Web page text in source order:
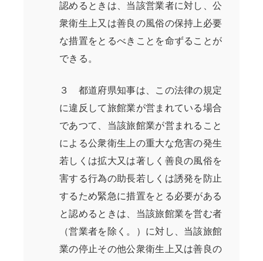
認めるときは、当該営業者に対し、公
衆衛生上又は善良の風俗の保持上必要
な措置をとるべきことを命ずることが
できる。
３ 都道府県知事は、この法律の規定
に違反して旅館業が営まれている場合
であつて、当該旅館業が営まれること
による公衆衛生上の重大な危害の発生
若しくは拡大又は著しく善良の風俗を
害する行為の助長若しくは誘発を防止
するため緊急に措置をとる必要がある
と認めるときは、当該旅館業を営む者
（営業者を除く。）に対し、当該旅館
業の停止その他公衆衛生上又は善良の